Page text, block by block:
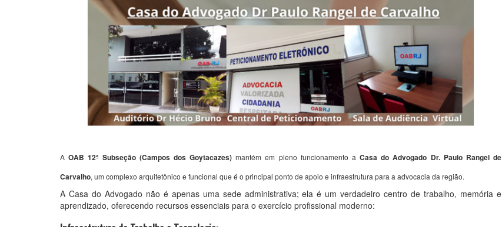
AOAB 12ª Subseção (Campos dos Goytacazes) mantém em pleno funcionamento aCasa do Advogado Dr. Paulo Rangel de
Carvalho, um complexo arquitetônico e funcional que é o principal ponto de apoio e infraestrutura para a advocacia da região.
A Casa do Advogado não é apenas uma sede administrativa; ela é um verdadeiro centro de trabalho, memória e
aprendizado, oferecendo recursos essenciais para o exercício profissional moderno: